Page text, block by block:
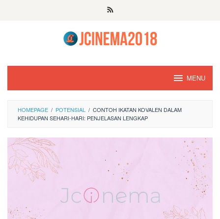
MENU
HOMEPAGE / POTENSIAL / CONTOH IKATAN KOVALEN DALAM
KEHIDUPAN SEHARI-HARI: PENJELASAN LENGKAP